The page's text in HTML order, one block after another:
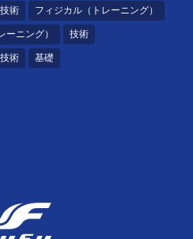
技術 フィジカル（トレーニング）
ーニング） 技術
技術 基礎